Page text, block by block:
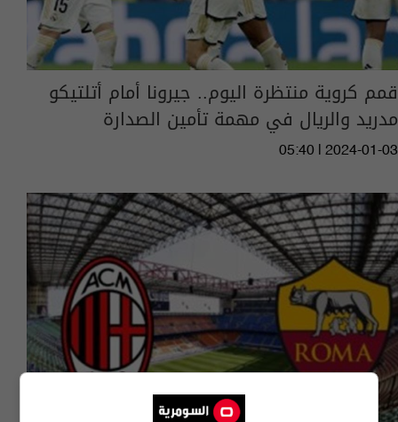
قمم كروية منتظرة اليوم.. جيرونا أمام أتلتيكو
مدريد والريال في مهمة تأمين الصدارة
05:40 | 2024-01-03